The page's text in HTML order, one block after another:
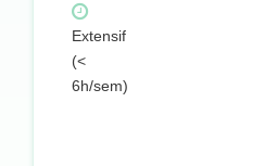
Extensif
(<
6h/sem)